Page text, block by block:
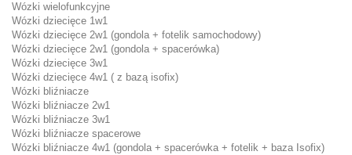
Wózki wielofunkcyjne
Wózki dziecięce 1w1
Wózki dziecięce 2w1 (gondola + fotelik samochodowy)
Wózki dziecięce 2w1 (gondola + spacerówka)
Wózki dziecięce 3w1
Wózki dziecięce 4w1 ( z bazą isofix)
Wózki bliźniacze
Wózki bliźniacze 2w1
Wózki bliźniacze 3w1
Wózki bliźniacze spacerowe
Wózki bliźniacze 4w1 (gondola + spacerówka + fotelik + baza Isofix)